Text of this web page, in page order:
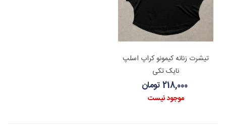
تیشرت زنانه کیمونو کراپ اسلپ
نایک تکی
218,000 تومان
موجود نیست